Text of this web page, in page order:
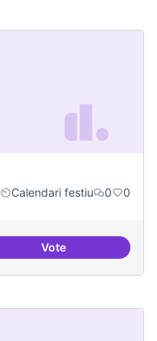
Calendari festiu 0 0
VoteDates clau al Casal